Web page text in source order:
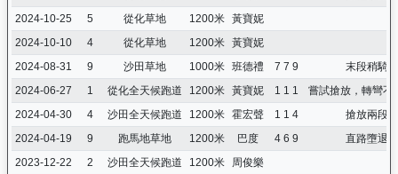
2024-10-25
5 從化草地 1200米 黃寶妮
2024-10-10
4 從化草地 1200米 黃寶妮
2024-08-31
9 沙田草地 1000米 班德禮 7 7 9
末段稍騎
2024-06-27
1 從化全天候跑道 1200米 黃寶妮 1 1 1
嘗試搶放，轉彎不
2024-04-30
4 沙田全天候跑道 1200米 霍宏聲 1 1 4
搶放兩段
2024-04-19
9 跑馬地草地 1200米 巴度 4 6 9
直路墮退
2023-12-22
2 沙田全天候跑道 1200米
周俊樂